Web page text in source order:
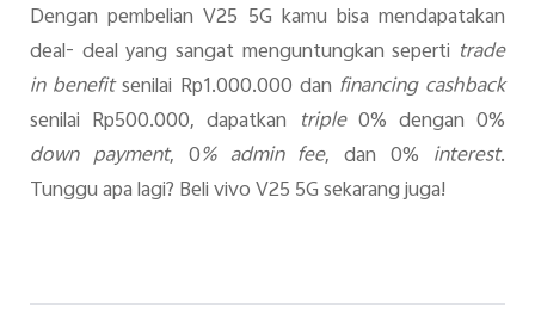
Dengan pembelian V25 5G kamu bisa mendapatakan
deal- deal yang sangat menguntungkan seperti trade
in benefitsenilai Rp1.000.000 dan financing cashback
senilai Rp500.000, dapatkan triple0% dengan 0%
down payment, 0% admin fee, dan 0% interest.
Tunggu apa lagi? Beli vivo V25 5G sekarang juga!